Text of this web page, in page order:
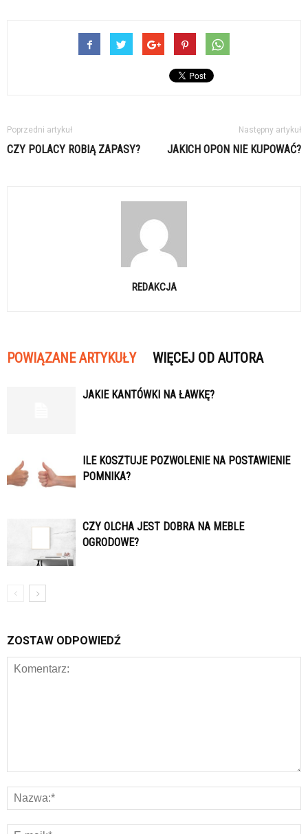
Poprzedni artykuł
CZY POLACY ROBIĄ ZAPASY?
Następny artykuł
JAKICH OPON NIE KUPOWAĆ?
REDAKCJA
POWIĄZANE ARTYKUŁY WIĘCEJ OD AUTORA
JAKIE KANTÓWKI NA ŁAWKĘ?
ILE KOSZTUJE POZWOLENIE NA POSTAWIENIE
POMNIKA?
CZY OLCHA JEST DOBRA NA MEBLE
OGRODOWE?
ZOSTAW ODPOWIEDŹ